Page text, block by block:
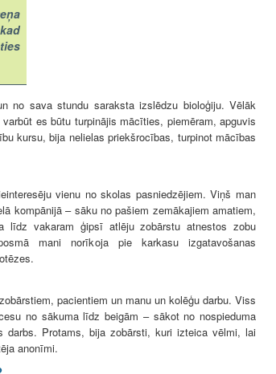
no sava stundu saraksta izslēdzu bioloģiju. Vēlāk
es būtu turpinājis mācīties, piemēram, apguvis
kursu, bija nelielas priekšrocības, turpinot mācības
vienu no skolas pasniedzējiem. Viņš man
kompānijā – sāku no pašiem zemākajiem amatiem,
vakaram ģipsī atlēju zobārstu atnestos zobu
mani norīkoja pie karkasu izgatavošanas
pacientiem un manu un kolēģu darbu. Viss
no sākuma līdz beigām – sākot no nospieduma
Protams, bija zobārsti, kuri izteica vēlmi, lai
anonīmi.